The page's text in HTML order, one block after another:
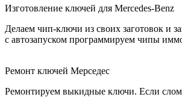
Изготовление ключей для Mercedes-Benz
Делаем чип-ключи из своих заготовок и
с автозапуском программируем чипы
Ремонт ключей Мерседес
Ремонтируем выкидные ключи. Если